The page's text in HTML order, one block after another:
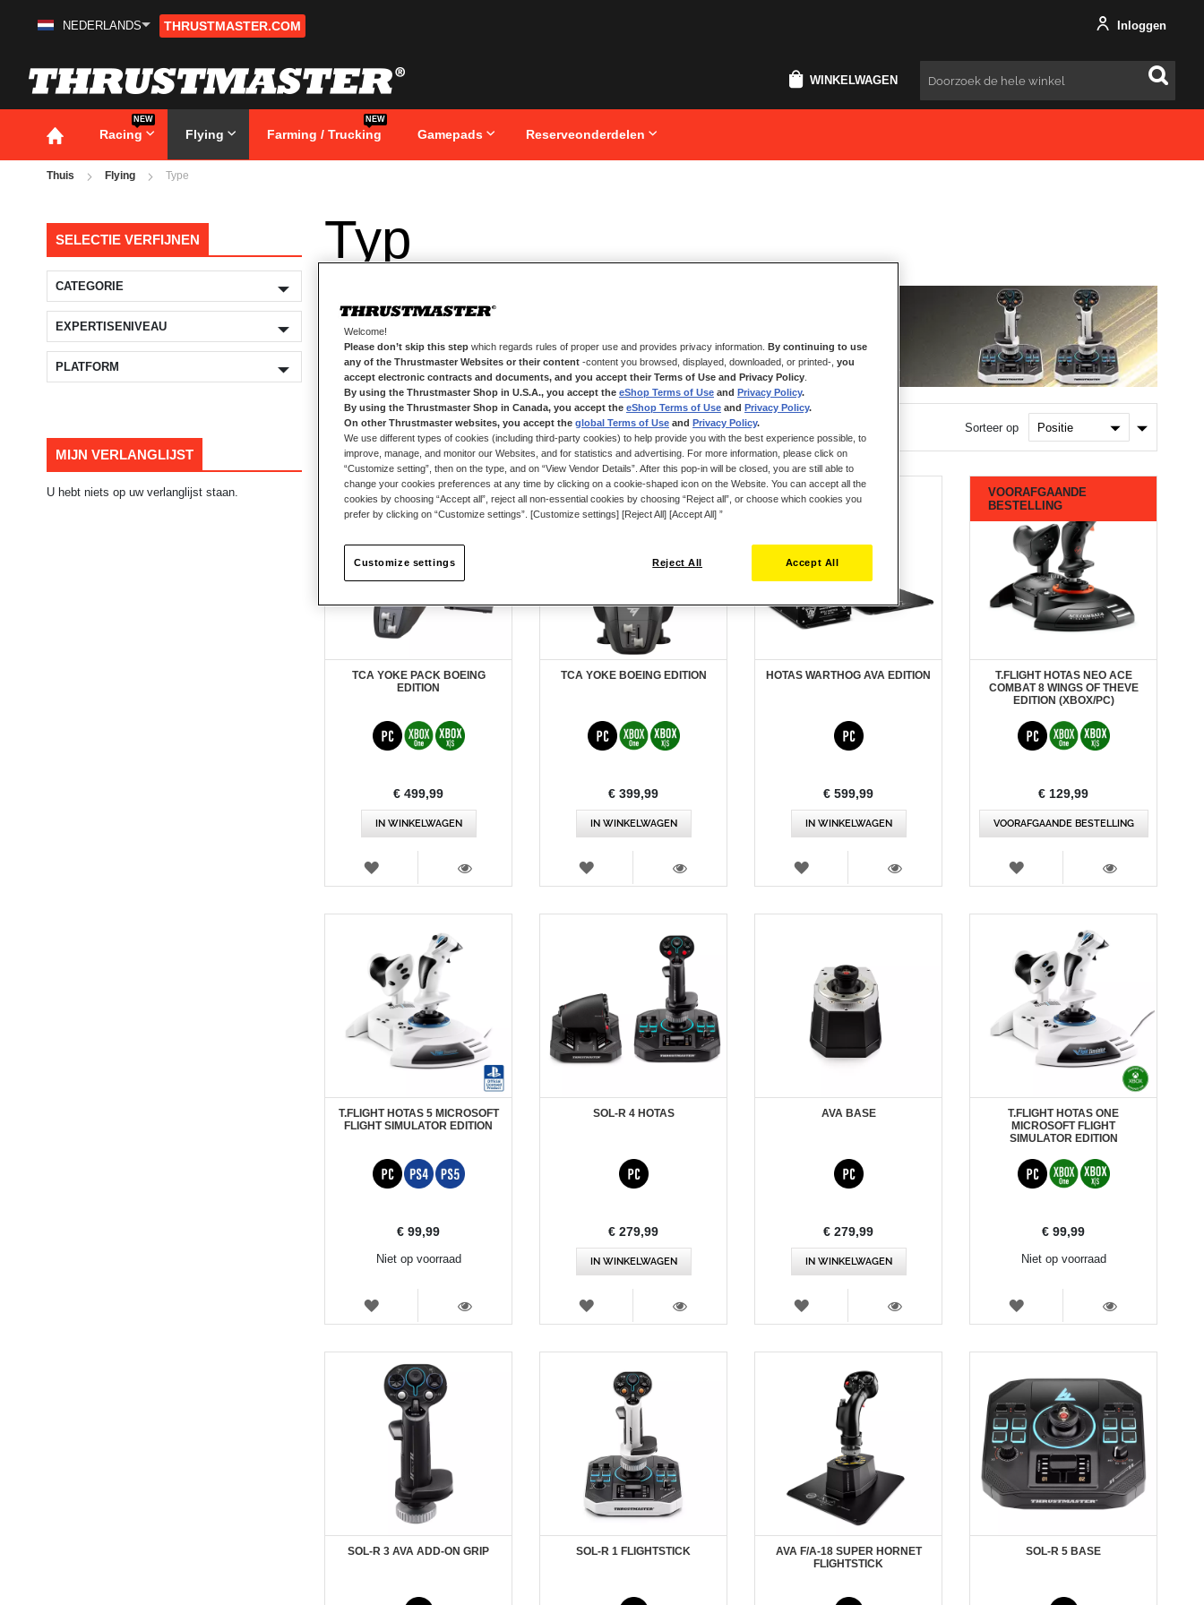
Ga
inhoud
NEDERLANDS THRUSTMASTER.COM Inloggen
WINKELWAGEN Zoeken
Racing
NEW
Flying Farming / Trucking
NEW
Gamepads Reserveonderdelen
Thuis Flying Type
Typ
60producten Sorteer op
Van
naar
sorteren
TCA YOKE PACK BOEING
EDITION
€ 499,99
IN WINKELWAGEN
VERLANGLIJST
WEERGEVEN
TCA YOKE BOEING EDITION
€ 399,99
IN WINKELWAGEN
VERLANGLIJST
WEERGEVEN
HOTAS WARTHOG AVA EDITION
€ 599,99
IN WINKELWAGEN
VERLANGLIJST
WEERGEVEN
Nieuw
VOORAFGAANDE
BESTELLING
T.FLIGHT HOTAS NEO ACE
COMBAT 8 WINGS OF THEVE
EDITION (XBOX/PC)
€ 129,99
VOORAFGAANDE BESTELLING
VERLANGLIJST
WEERGEVEN
T.FLIGHT HOTAS 5 MICROSOFT
FLIGHT SIMULATOR EDITION
€ 99,99
Niet op voorraad
VERLANGLIJST
WEERGEVEN
SOL-R 4 HOTAS
€ 279,99
IN WINKELWAGEN
VERLANGLIJST
WEERGEVEN
AVA BASE
€ 279,99
IN WINKELWAGEN
VERLANGLIJST
WEERGEVEN
T.FLIGHT HOTAS ONE
MICROSOFT FLIGHT
SIMULATOR EDITION
€ 99,99
Niet op voorraad
VERLANGLIJST
WEERGEVEN
SOL-R 3 AVA ADD-ON GRIP SOL-R 1 FLIGHTSTICK
AVA F/A-18 SUPER HORNET
FLIGHTSTICK
SOL-R 5 BASE
SELECTIE VERFIJNEN
CATEGORIE
EXPERTISENIVEAU
PLATFORM
MIJN VERLANGLIJST
U hebt niets op uw verlanglijst staan.
Welcome!
Please don’t skip this step which regards rules of proper use and provides privacy information. By continuing to use
any of the Thrustmaster Websites or their content -content you browsed, displayed, downloaded, or printed-, you
accept electronic contracts and documents, and you accept their Terms of Use and Privacy Policy
By using the Thrustmaster Shop in U.S.A., you accept the eShop Terms of Use and Privacy Policy.
By using the Thrustmaster Shop in Canada, you accept the eShop Terms of Use and Privacy Policy.
On other Thrustmaster websites, you accept the global Terms of Use and Privacy Policy.
We use different types of cookies (including third-party cookies) to help provide you with the best experience possible, to
improve, manage, and monitor our Websites, and for statistics and advertising. For more information, please click on
“Customize setting”, then on the type, and on “View Vendor Details”. After this pop-in will be closed, you are still able to
change your cookies preferences at any time by clicking on a cookie-shaped icon on the Website. You can accept all the
cookies by choosing “Accept all”, reject all non-essential cookies by choosing “Reject all”, or choose which cookies you
prefer by clicking on “Customize settings”. [Customize settings] [Reject All] [Accept All] ”
Reject All Accept All
Customize settings